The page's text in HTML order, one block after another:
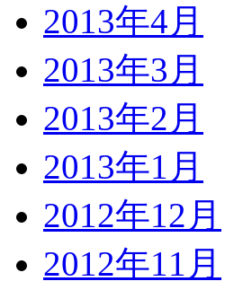
2013年4月
2013年3月
2013年2月
2013年1月
2012年12月
2012年11月